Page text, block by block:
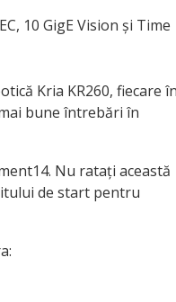
10 GigE Vision și Time
Kria KR260, fiecare
bune întrebări în
Nu ratați această
de start pentru